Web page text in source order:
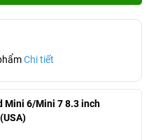
Chi tiết
Mini 6/Mini 7 8.3 inch